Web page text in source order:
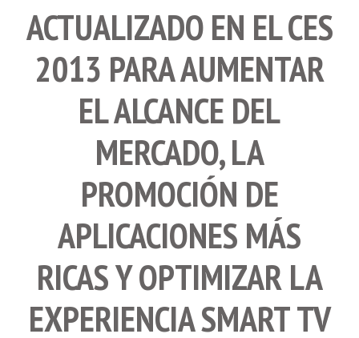
ACTUALIZADO EN EL CES
2013 PARA AUMENTAR
EL ALCANCE DEL
MERCADO, LA
PROMOCIÓN DE
APLICACIONES MÁS
RICAS Y OPTIMIZAR LA
EXPERIENCIA SMART TV